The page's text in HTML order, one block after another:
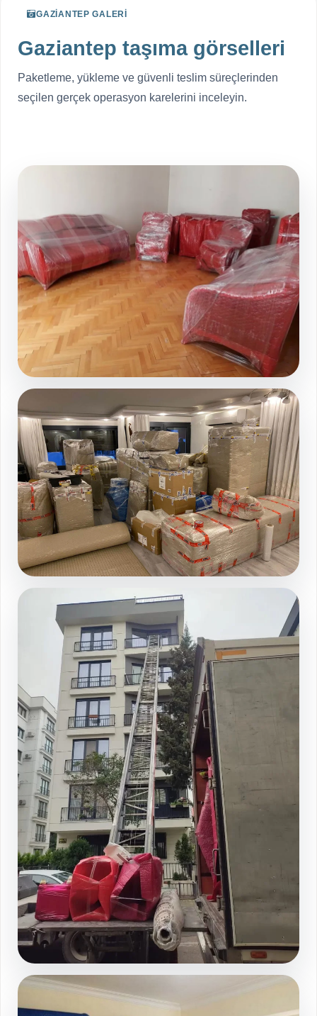
GAZIANTEP GALERI
Gaziantep taşıma görselleri
Paketleme, yükleme ve güvenli teslim süreçlerinden
seçilen gerçek operasyon karelerini inceleyin.
Galeri sayfasında devamını görüntüleyin
Tam kapsamli ev toplama
Galeri sayfasında devamını görüntüleyin
Asansorlu yukleme sahasi
Galeri sayfasında devamını görüntüleyin